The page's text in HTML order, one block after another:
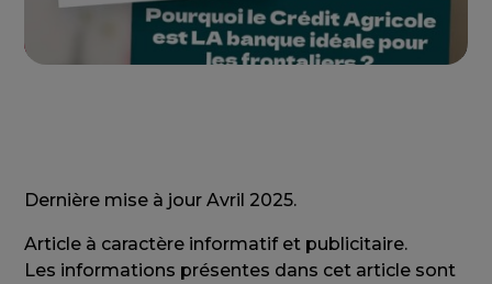
Dernière mise à jour Avril 2025.
Article à caractère informatif et publicitaire.
Les informations présentes dans cet article sont